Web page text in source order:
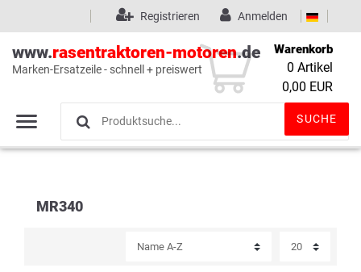
Wunschliste (0)
Anmelden
Registrieren
www.rasentraktoren-motoren.de
Marken-Ersatzeile - schnell + preiswert
SUCHE
Warenkorb
0 Artikel
0,00 EUR
MR340